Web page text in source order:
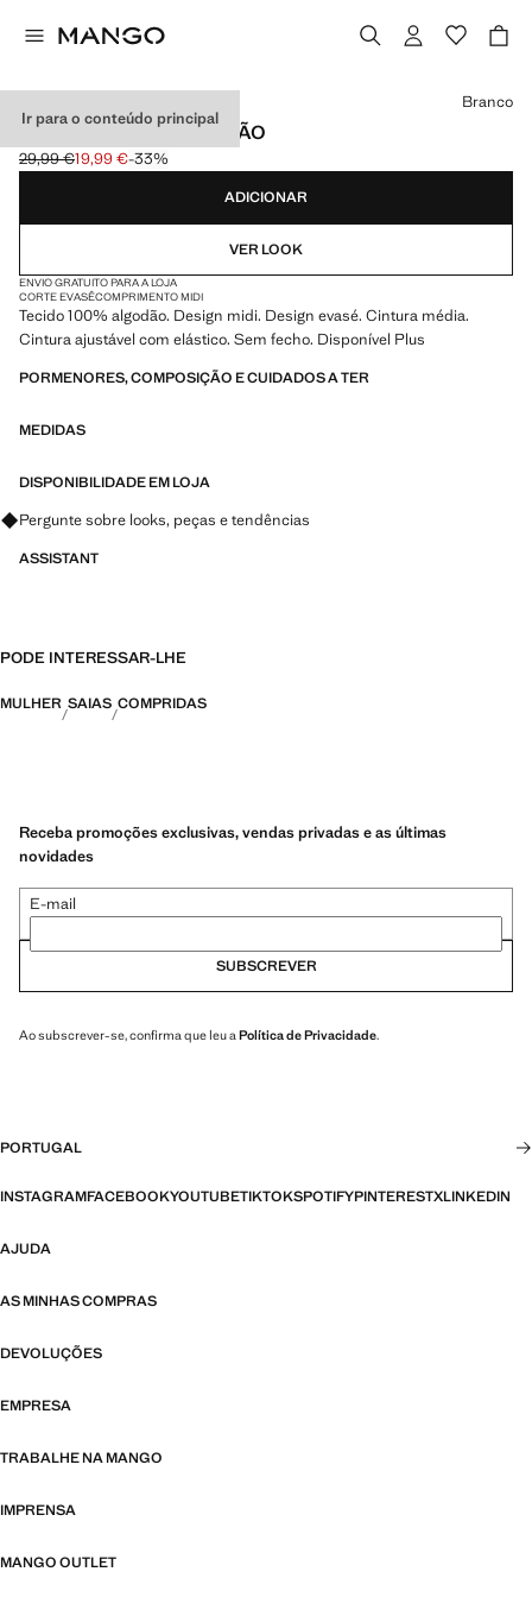
Ir para o conteúdo principal
SAIA EVASÊ DE ALGODÃO
Preço inicial riscado [29,99 € ]
29,99 €
Preço atual [19,99 € ]
19,99 €-33%
Selecione uma cor
Branco
ADICIONAR
VER LOOK
ENVIO GRATUITO PARA A LOJA
CORTE EVASÊCOMPRIMENTO MIDI
Tecido 100% algodão. Design midi. Design evasé. Cintura média.
Cintura ajustável com elástico. Sem fecho. Disponível Plus
PORMENORES, COMPOSIÇÃO E CUIDADOS A TER
MEDIDAS
DISPONIBILIDADE EM LOJA
Pergunte sobre looks, peças e tendências
ASSISTANT
PODE INTERESSAR-LHE
MULHER SAIAS COMPRIDAS
Receba promoções exclusivas, vendas privadas e as últimas
novidades
E-mail
SUBSCREVER
Ao subscrever-se, confirma que leu a Política de Privacidade.
PORTUGAL
INSTAGRAMFACEBOOKYOUTUBETIKTOKSPOTIFYPINTERESTXLINKEDIN
AJUDA
AS MINHAS COMPRAS
DEVOLUÇÕES
EMPRESA
TRABALHE NA MANGO
IMPRENSA
MANGO OUTLET